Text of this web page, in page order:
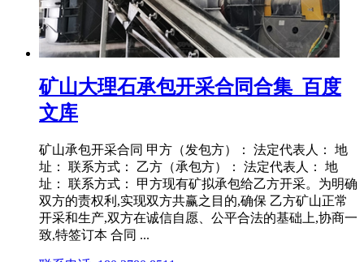
矿山大理石承包开采合同合集_百度
文库
矿山承包开采合同 甲方（发包方）： 法定代表人： 地
址： 联系方式： 乙方（承包方）： 法定代表人： 地
址： 联系方式： 甲方现有矿拟承包给乙方开采。为明确
双方的责权利,实现双方共赢之目的,确保 乙方矿山正常
开采和生产,双方在诚信自愿、公平合法的基础上,协商一
致,特签订本 合同 ...